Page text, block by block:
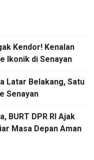
Kendor! Kenalan
Ikonik di Senayan
Latar Belakang, Satu
Senayan
BURT DPR RI Ajak
Masa Depan Aman